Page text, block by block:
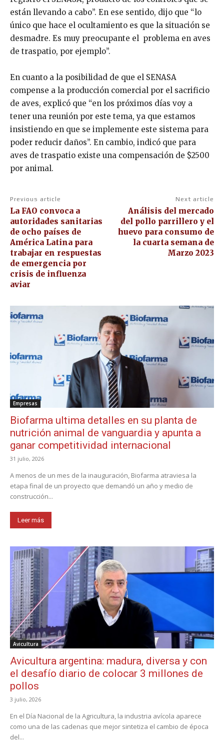
están llevando a cabo”. En ese sentido, dijo que “lo
único que hace el ocultamiento es que la situación se
desmadre. Es muy preocupante el problema en aves
de traspatio, por ejemplo”.
En cuanto a la posibilidad de que el SENASA
compense a la producción comercial por el sacrificio
de aves, explicó que “en los próximos días voy a
tener una reunión por este tema, ya que estamos
insistiendo en que se implemente este sistema para
poder reducir daños”. En cambio, indicó que para
aves de traspatio existe una compensación de $2500
por animal.
Previous article
La FAO convoca a
autoridades sanitarias
de ocho países de
América Latina para
trabajar en respuestas
de emergencia por
crisis de influenza
aviar
Next article
Análisis del mercado
del pollo parrillero y el
huevo para consumo de
la cuarta semana de
Marzo 2023
Empresas
Biofarma ultima detalles en su planta de
nutrición animal de vanguardia y apunta a
ganar competitividad internacional
31 julio, 2026
A menos de un mes de la inauguración, Biofarma atraviesa la
etapa final de un proyecto que demandó un año y medio de
construcción...
Leer más
Avicultura
Avicultura argentina: madura, diversa y con
el desafío diario de colocar 3 millones de
pollos
3 julio, 2026
En el Día Nacional de la Agricultura, la industria avícola aparece
como una de las cadenas que mejor sintetiza el cambio de época
del...